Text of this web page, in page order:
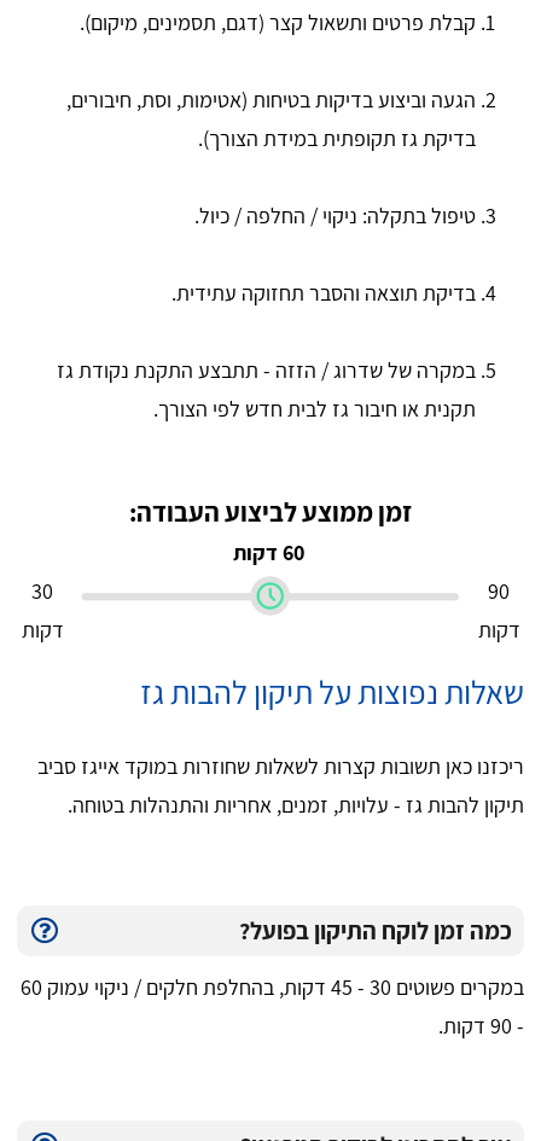
קבלת פרטים ותשאול קצר (דגם, תסמינים, מיקום).
הגעה וביצוע בדיקות בטיחות (אטימות, וסת, חיבורים,
בדיקת גז תקופתית במידת הצורך).
טיפול בתקלה: ניקוי / החלפה / כיול.
בדיקת תוצאה והסבר תחזוקה עתידית.
במקרה של שדרוג / הזזה - תתבצע התקנת נקודת גז
תקנית או חיבור גז לבית חדש לפי הצורך.
זמן ממוצע לביצוע העבודה:
60 דקות
90
דקות
30
דקות
שאלות נפוצות על תיקון להבות גז
ריכזנו כאן תשובות קצרות לשאלות שחוזרות במוקד אייגז סביב
תיקון להבות גז - עלויות, זמנים, אחריות והתנהלות בטוחה.
כמה זמן לוקח התיקון בפועל?
במקרים פשוטים 30 - 45 דקות, בהחלפת חלקים / ניקוי עמוק 60
- 90 דקות.